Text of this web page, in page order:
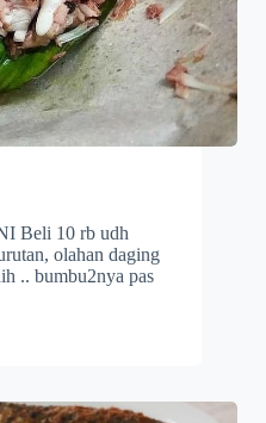
Beli 10 rb udh
olahan daging
.. bumbu2nya pas